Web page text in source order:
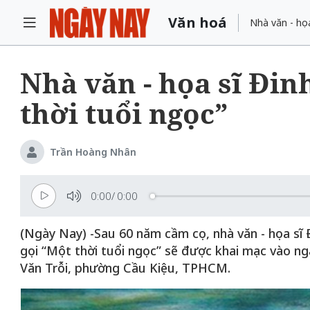
Văn hoá Nhà văn -
Nhà văn - họa sĩ
thời tuổi ngọc”
Trần Hoàng Nhân
0:00/ 0:00
(Ngày Nay) -Sau 60 năm cầm cọ, nhà văn - họa
gọi “Một thời tuổi ngọc” sẽ được khai mạc vào
Văn Trỗi, phường Cầu Kiệu, TPHCM.